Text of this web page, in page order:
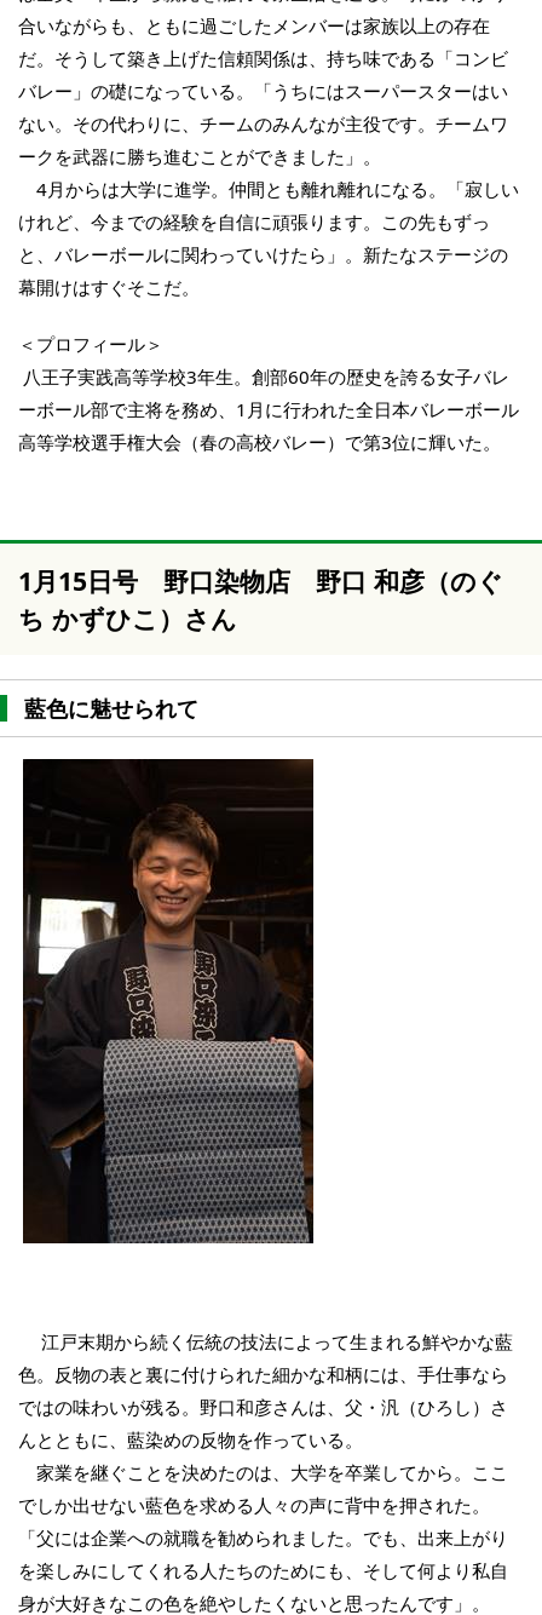
合いながらも、ともに過ごしたメンバーは家族以上の存在
だ。そうして築き上げた信頼関係は、持ち味である「コンビ
バレー」の礎になっている。「うちにはスーパースターはい
ない。その代わりに、チームのみんなが主役です。チームワ
ークを武器に勝ち進むことができました」。
4月からは大学に進学。仲間とも離れ離れになる。「寂しい
けれど、今までの経験を自信に頑張ります。この先もずっ
と、バレーボールに関わっていけたら」。新たなステージの
幕開けはすぐそこだ。
＜プロフィール＞
八王子実践高等学校3年生。創部60年の歴史を誇る女子バレ
ーボール部で主将を務め、1月に行われた全日本バレーボール
高等学校選手権大会（春の高校バレー）で第3位に輝いた。
1月15日号 野口染物店 野口 和彦（のぐ
ち かずひこ）さん
藍色に魅せられて
江戸末期から続く伝統の技法によって生まれる鮮やかな藍
色。反物の表と裏に付けられた細かな和柄には、手仕事なら
ではの味わいが残る。野口和彦さんは、父・汎（ひろし）さ
んとともに、藍染めの反物を作っている。
家業を継ぐことを決めたのは、大学を卒業してから。ここ
でしか出せない藍色を求める人々の声に背中を押された。
「父には企業への就職を勧められました。でも、出来上がり
を楽しみにしてくれる人たちのためにも、そして何より私自
身が大好きなこの色を絶やしたくないと思ったんです」。